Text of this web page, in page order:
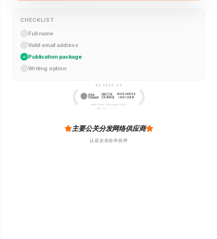
CHECKLIST
Full name
Valid email address
Publication package
Writing option
主要公关分发网络供应商
认证企业合作伙伴